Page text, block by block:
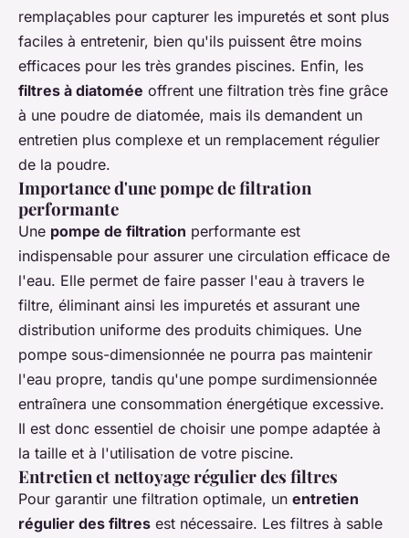
remplaçables pour capturer les impuretés et sont plus
faciles à entretenir, bien qu'ils puissent être moins
efficaces pour les très grandes piscines. Enfin, les
filtres à diatomée offrent une filtration très fine grâce
à une poudre de diatomée, mais ils demandent un
entretien plus complexe et un remplacement régulier
de la poudre.
Importance d'une pompe de filtration
performante
Une pompe de filtration performante est
indispensable pour assurer une circulation efficace de
l'eau. Elle permet de faire passer l'eau à travers le
filtre, éliminant ainsi les impuretés et assurant une
distribution uniforme des produits chimiques. Une
pompe sous-dimensionnée ne pourra pas maintenir
l'eau propre, tandis qu'une pompe surdimensionnée
entraînera une consommation énergétique excessive.
Il est donc essentiel de choisir une pompe adaptée à
la taille et à l'utilisation de votre piscine.
Entretien et nettoyage régulier des filtres
Pour garantir une filtration optimale, un entretien
régulier des filtres est nécessaire. Les filtres à sable